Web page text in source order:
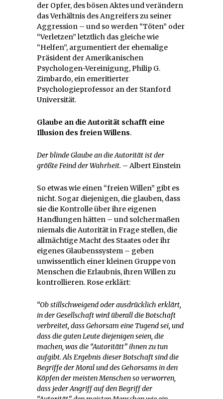
der Opfer, des bösen Aktes und verändern
das Verhältnis des Angreifers zu seiner
Aggression – und so werden “Töten” oder
“Verletzen” letztlich das gleiche wie
“Helfen”, argumentiert der ehemalige
Präsident der Amerikanischen
Psychologen-Vereinigung, Philip G.
Zimbardo, ein emeritierter
Psychologieprofessor an der Stanford
Universität.
Glaube an die Autorität schafft eine
Illusion des freien Willens.
Der blinde Glaube an die Autorität ist der
größte Feind der Wahrheit. – Albert Einstein
So etwas wie einen “freien Willen” gibt es
nicht. Sogar diejenigen, die glauben, dass
sie die Kontrolle über ihre eigenen
Handlungen hätten – und solchermaßen
niemals die Autorität in Frage stellen, die
allmächtige Macht des Staates oder ihr
eigenes Glaubenssystem – geben
unwissentlich einer kleinen Gruppe von
Menschen die Erlaubnis, ihren Willen zu
kontrollieren. Rose erklärt:
“Ob stillschweigend oder ausdrücklich erklärt,
in derGesellschaft wird überall die Botschaft
verbreitet, dass Gehorsam eine Tugendsei, und
dass die guten Leute diejenigen seien, die
machen, was die “Autoritätt” ihnen zu tun
aufgibt. Als Ergebnis dieser Botschaft sind die
Begriffe der Moral und des Gehorsams in den
Köpfen der meisten Menschen so verworren,
dass jeder Angriff auf den Begriff der